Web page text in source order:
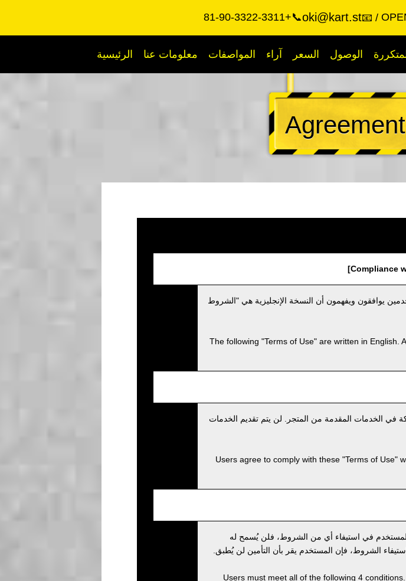
📞+81-90-3322-3311 📧
oki@kart.st
الرئيسية معلومات عنا المواصفات آراء السعر الوصول
يوافقون ويفهمون أن النسخة الإنجليزية هي "الشروط
The following "Terms of Use" are written in
في الخدمات المقدمة من المتجر. لن يتم تقديم الخدمات
Users agree to comply with these "Terms of Use"
في استيفاء أي من الشروط، فلن يُسمح له
الشروط، فإن المستخدم يقر بأن التأمين لن يُطبق.
Users must meet all of the following 4